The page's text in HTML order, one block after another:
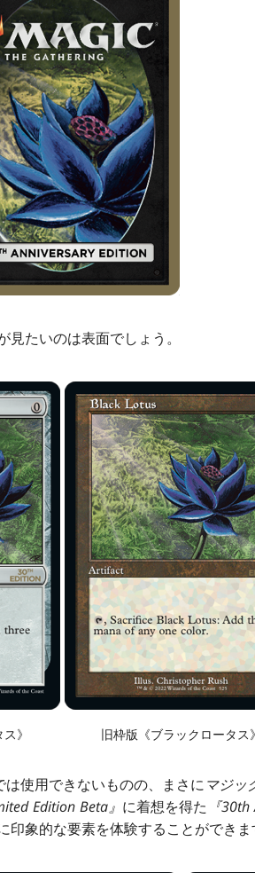
たいのは表面でしょう。
》 旧枠版《ブラックロータス》
は使用できないものの、まさにマジッ
Edition Beta』 に着想を得た 『30th
印象的な要素を体験することができま